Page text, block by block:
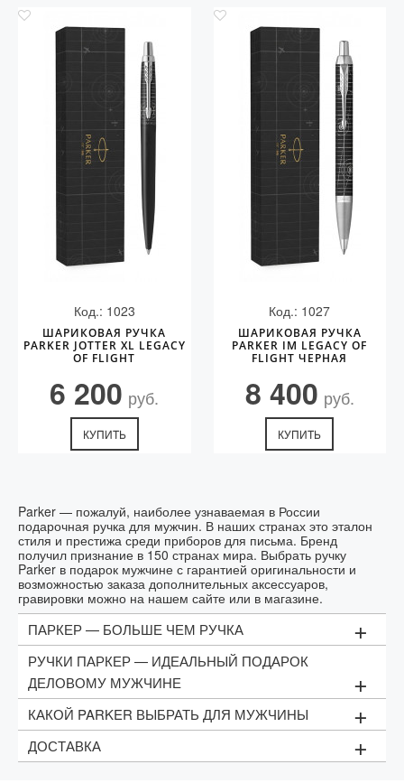
Код.: 1023
ШАРИКОВАЯ РУЧКА
PARKER JOTTER XL LEGACY
OF FLIGHT
6 200 руб.
КУПИТЬ
Код.: 1027
ШАРИКОВАЯ РУЧКА
PARKER IM LEGACY OF
FLIGHT ЧЕРНАЯ
8 400 руб.
КУПИТЬ
Parker — пожалуй, наиболее узнаваемая в России
подарочная ручка для мужчин. В наших странах это эталон
стиля и престижа среди приборов для письма. Бренд
получил признание в 150 странах мира. Выбрать ручку
Parker в подарок мужчине с гарантией оригинальности и
возможностью заказа дополнительных аксессуаров,
гравировки можно на нашем сайте или в магазине.
ПАРКЕР — БОЛЬШЕ ЧЕМ РУЧКА +
Сегодня значение авторучек как средств для письма
снизилось. Люди стали использовать ноутбуки,
компьютеры, планшеты для написания текстов,
составления коммерческих предложений и договоров.
Но церемония подписания этих документов по-
прежнему предполагает собственноручную подпись,
выполненную ручкой. Для таких случаев одноразовая
авторучка не годится. Поэтому стоит купить хорошую
РУЧКИ ПАРКЕР — ИДЕАЛЬНЫЙ ПОДАРОК
ДЕЛОВОМУ МУЖЧИНЕ
+
Три причины, почему Parker – идеальная подарочная
ручка для мужчины для любых торжественных случаев:
-Престиж и узнаваемость бренда. У марки Паркер
высокая узнаваемость в премиальном сегменте
КАКОЙ PARKER ВЫБРАТЬ ДЛЯ МУЖЧИНЫ +
Выбор подарка индивидуален. Важно, кого вы хотите
поздравить: коллегу, руководителя, любимого
ДОСТАВКА +